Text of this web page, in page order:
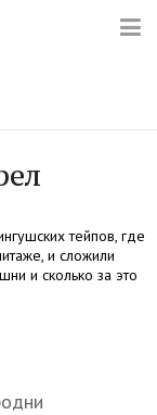
тейпов, где
и сложили
и сколько за это